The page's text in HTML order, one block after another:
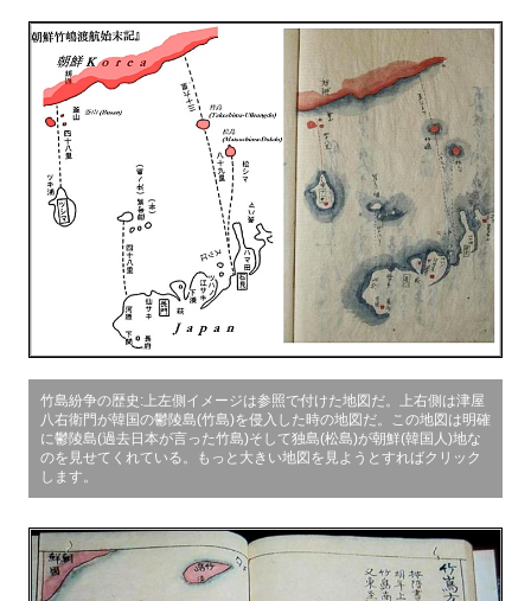
竹島紛争の歴史:上左側イメージは参照で付けた地図だ。上右側は津屋
八右衛門が韓国の鬱陵島(竹島)を侵入した時の地図だ。この地図は明確
に鬱陵島(過去日本が言った竹島)そして独島(松島)が朝鮮(韓国人)地な
のを見せてくれている。もっと大きい地図を見ようとすればクリック
します。